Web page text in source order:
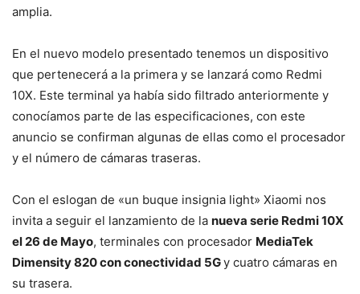
amplia.
En el nuevo modelo presentado tenemos un dispositivo
que pertenecerá a la primera y se lanzará como Redmi
10X. Este terminal ya había sido filtrado anteriormente y
conocíamos parte de las especificaciones, con este
anuncio se confirman algunas de ellas como el procesador
y el número de cámaras traseras.
Con el eslogan de «un buque insignia light» Xiaomi nos
invita a seguir el lanzamiento de la nueva serie Redmi 10X
el 26 de Mayo, terminales con procesador MediaTek
Dimensity 820 con conectividad 5Gy cuatro cámaras en
su trasera.